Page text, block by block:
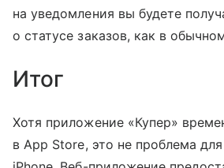
на уведомления вы будете
о статусе заказов, как в
Итог
Хотя приложение «Купер»
в App Store, это не проблема